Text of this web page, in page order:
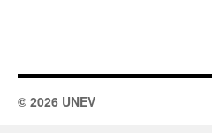
© 2026 UNEV